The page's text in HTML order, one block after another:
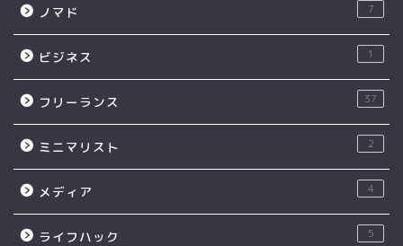
ノマド 7
ビジネス 1
フリーランス 37
ミニマリスト 2
メディア 4
ライフハック 5